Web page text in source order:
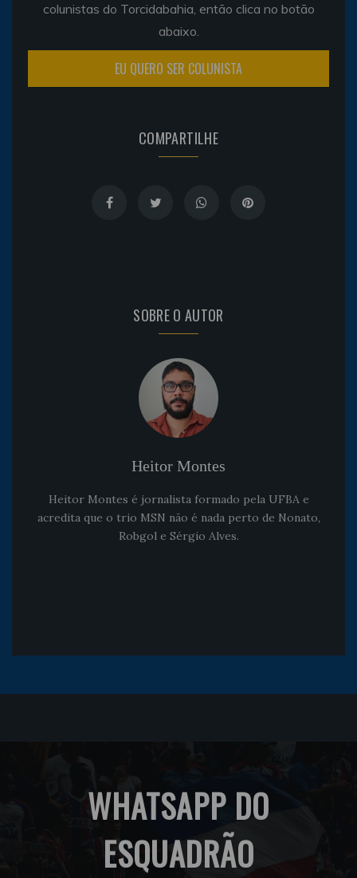
colunistas do Torcidabahia, então clica no botão
abaixo.
EU QUERO SER COLUNISTA
COMPARTILHE
SOBRE O AUTOR
Heitor Montes
Heitor Montes é jornalista formado pela UFBA e
acredita que o trio MSN não é nada perto de Nonato,
Robgol e Sérgio Alves.
WHATSAPP DO
ESQUADRÃO